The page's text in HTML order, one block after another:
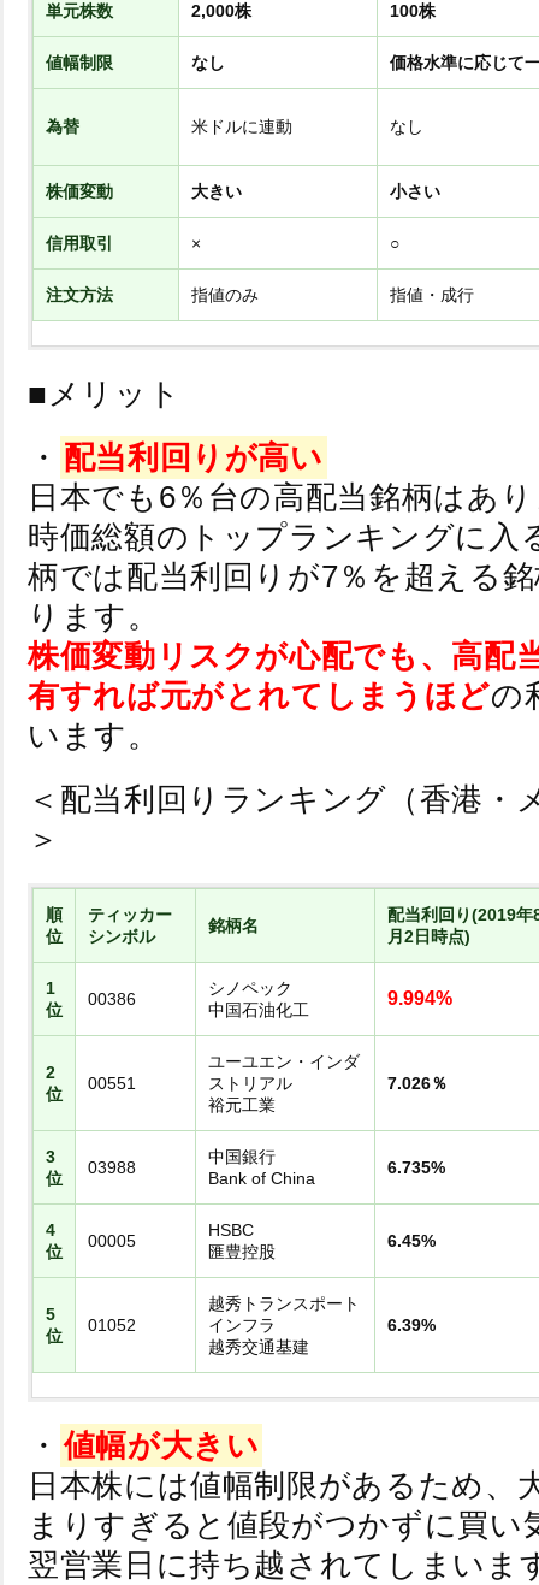
単元株数 2,000株 100株
値幅制限 なし 価格水準に応じて
為替 米ドルに連動 なし
株価変動 大きい 小さい
信用取引 × ○
注文方法 指値のみ 指値・成行
■メリット
・ 配当利回りが高い
日本でも6％台の高配当銘柄はあ
時価総額のトップランキングに入
柄では配当利回りが7％を超える
ります。
株価変動リスクが心配でも、高配
有すれば元がとれてしまうほどの
います。
＜配当利回りランキング（香港・
＞
順
位
ティッカー
シンボル
銘柄名
配当利回り(2019年
月2日時点)
1
位
00386
シノペック
中国石油化工
9.994%
2
位
00551
ユーユエン・インダ
ストリアル
裕元工業
7.026％
3
位
03988
中国銀行
Bank of China
6.735%
4
位
00005
HSBC
匯豊控股
6.45%
5
位
01052
越秀トランスポート
インフラ
越秀交通基建
6.39%
・ 値幅が大きい
日本株には値幅制限があるため、
まりすぎると値段がつかずに買い
翌営業日に持ち越されてしまいま